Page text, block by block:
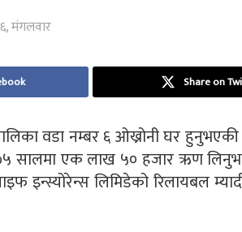
मंगलवार
Share on
वडा नम्बर ६ ओख्रोनी घर
सालमा एक लाख ५० हजार ऋण
इन्स्योरेन्स लिमिडेको रिलायबल